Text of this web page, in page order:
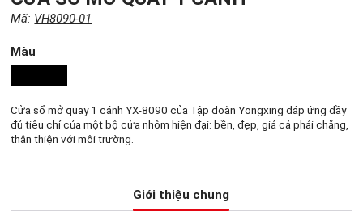
Mã: VH8090-01
Màu
Cửa sổ mở quay 1 cánh YX-8090 của Tập đoàn Yongxing đáp ứng đầy
đủ tiêu chí của một bộ cửa nhôm hiện đại: bền, đẹp, giá cả phải chăng,
thân thiện với môi trường.
Giới thiệu chung